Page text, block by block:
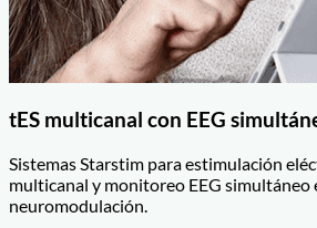
tES multicanal con EEG
Sistemas Starstim para estimulación
multicanal y monitoreo EEG simultáneo
neuromodulación.